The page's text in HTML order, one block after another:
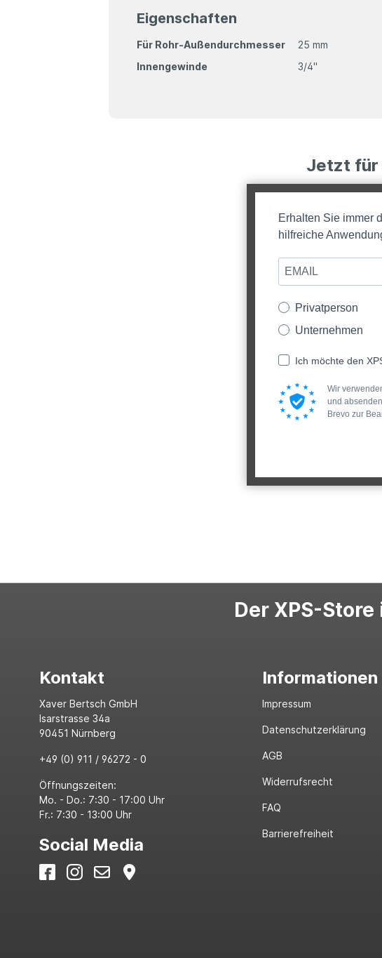
Eigenschaften
Für Rohr-Außendurchmesser
25 mm
Innengewinde
3/4"
Jetzt für
Erhalten Sie immer
hilfreiche
Privatperson
Unternehmen
Ich möchte den
Wir
und
Brevo zur
Der XPS-
Kontakt
Xaver Bertsch GmbH
Isarstrasse 34a
90451 Nürnberg
+49 (0) 911 / 96272 - 0
Öffnungszeiten:
Mo. - Do.: 7:30 - 17:00 Uhr
Fr.: 7:30 - 13:00 Uhr
Social Media
Informationen
Impressum
Datenschutzerklärung
AGB
Widerrufsrecht
FAQ
Barrierefreiheit